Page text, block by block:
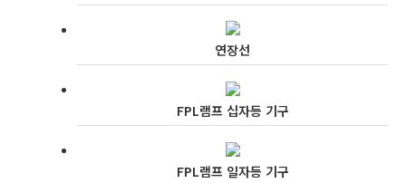
연장선
FPL램프 십자등 기구
FPL램프 일자등 기구